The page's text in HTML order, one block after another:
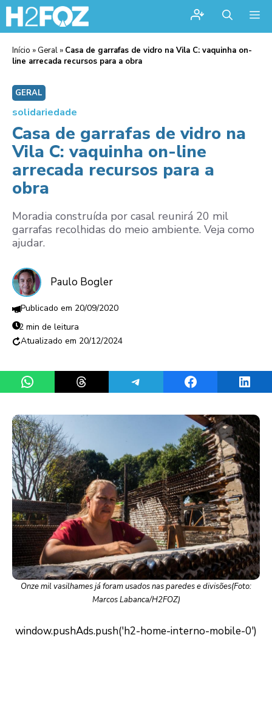
Início » Geral » Casa de garrafas de vidro na Vila C: vaquinha on-
line arrecada recursos para a obra
GERAL
solidariedade
Casa de garrafas de vidro na
Vila C: vaquinha on-line
arrecada recursos para a
obra
Moradia construída por casal reunirá 20 mil
garrafas recolhidas do meio ambiente. Veja como
ajudar.
Paulo Bogler
20/09/2020
2 min de leitura
20/12/2024
Share on WhatsAppShare on ThreadsShare on TelegramShare on Facebook
Onze mil vasilhames já foram usados nas paredes e divisões(Foto:
Marcos Labanca/H2FOZ)